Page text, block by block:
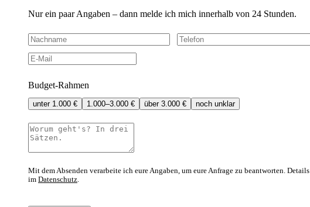
Nur ein paar Angaben – dann melde ich mich innerhalb von 24 Stunden.
Budget-Rahmen
unter 1.000 € 1.000–3.000 € über 3.000 € noch unklar
Mit dem Absenden verarbeite ich eure Angaben, um eure Anfrage zu beantworten. Details
im Datenschutz.